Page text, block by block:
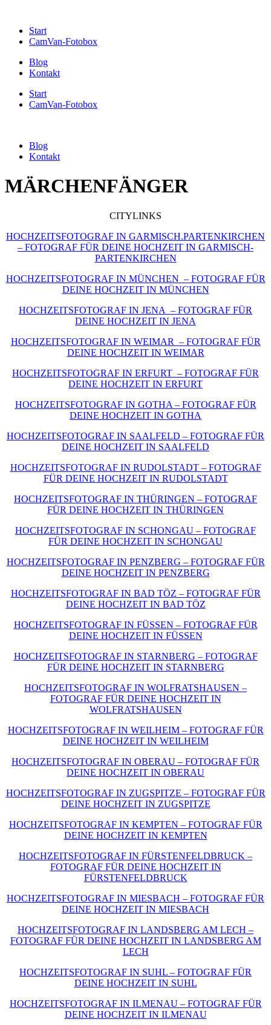
Start
CamVan-Fotobox
Blog
Kontakt
Start
CamVan-Fotobox
Blog
Kontakt
MÄRCHENFÄNGER
CITYLINKS
HOCHZEITSFOTOGRAF IN GARMISCH.PARTENKIRCHEN
– FOTOGRAF FÜR DEINE HOCHZEIT IN GARMISCH-
PARTENKIRCHEN
HOCHZEITSFOTOGRAF IN MÜNCHEN – FOTOGRAF FÜR
DEINE HOCHZEIT IN MÜNCHEN
HOCHZEITSFOTOGRAF IN JENA – FOTOGRAF FÜR
DEINE HOCHZEIT IN JENA
HOCHZEITSFOTOGRAF IN WEIMAR – FOTOGRAF FÜR
DEINE HOCHZEIT IN WEIMAR
HOCHZEITSFOTOGRAF IN ERFURT – FOTOGRAF FÜR
DEINE HOCHZEIT IN ERFURT
HOCHZEITSFOTOGRAF IN GOTHA – FOTOGRAF FÜR
DEINE HOCHZEIT IN GOTHA
HOCHZEITSFOTOGRAF IN SAALFELD – FOTOGRAF FÜR
DEINE HOCHZEIT IN SAALFELD
HOCHZEITSFOTOGRAF IN RUDOLSTADT – FOTOGRAF
FÜR DEINE HOCHZEIT IN RUDOLSTADT
HOCHZEITSFOTOGRAF IN THÜRINGEN – FOTOGRAF
FÜR DEINE HOCHZEIT IN THÜRINGEN
HOCHZEITSFOTOGRAF IN SCHONGAU – FOTOGRAF
FÜR DEINE HOCHZEIT IN SCHONGAU
HOCHZEITSFOTOGRAF IN PENZBERG – FOTOGRAF FÜR
DEINE HOCHZEIT IN PENZBERG
HOCHZEITSFOTOGRAF IN BAD TÖZ – FOTOGRAF FÜR
DEINE HOCHZEIT IN BAD TÖZ
HOCHZEITSFOTOGRAF IN FÜSSEN – FOTOGRAF FÜR
DEINE HOCHZEIT IN FÜSSEN
HOCHZEITSFOTOGRAF IN STARNBERG – FOTOGRAF
FÜR DEINE HOCHZEIT IN STARNBERG
HOCHZEITSFOTOGRAF IN WOLFRATSHAUSEN –
FOTOGRAF FÜR DEINE HOCHZEIT IN
WOLFRATSHAUSEN
HOCHZEITSFOTOGRAF IN WEILHEIM – FOTOGRAF FÜR
DEINE HOCHZEIT IN WEILHEIM
HOCHZEITSFOTOGRAF IN OBERAU – FOTOGRAF FÜR
DEINE HOCHZEIT IN OBERAU
HOCHZEITSFOTOGRAF IN ZUGSPITZE – FOTOGRAF FÜR
DEINE HOCHZEIT IN ZUGSPITZE
HOCHZEITSFOTOGRAF IN KEMPTEN – FOTOGRAF FÜR
DEINE HOCHZEIT IN KEMPTEN
HOCHZEITSFOTOGRAF IN FÜRSTENFELDBRUCK –
FOTOGRAF FÜR DEINE HOCHZEIT IN
FÜRSTENFELDBRUCK
HOCHZEITSFOTOGRAF IN MIESBACH – FOTOGRAF FÜR
DEINE HOCHZEIT IN MIESBACH
HOCHZEITSFOTOGRAF IN LANDSBERG AM LECH –
FOTOGRAF FÜR DEINE HOCHZEIT IN LANDSBERG AM
LECH
HOCHZEITSFOTOGRAF IN SUHL – FOTOGRAF FÜR
DEINE HOCHZEIT IN SUHL
HOCHZEITSFOTOGRAF IN ILMENAU – FOTOGRAF FÜR
DEINE HOCHZEIT IN ILMENAU